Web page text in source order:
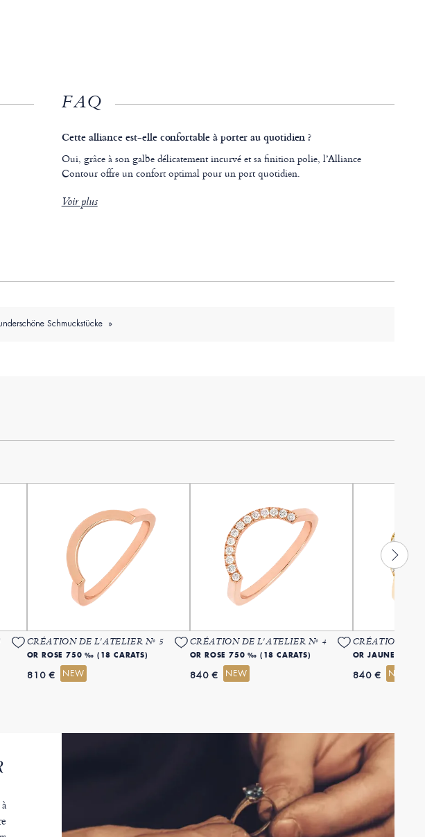
FAQ
Cette alliance est-elle confortable à porter au quotidien ?
Oui, grâce à son galbe délicatement incurvé et sa finition polie, l’Alliance
Contour offre un confort optimal pour un port quotidien.
Voir plus
Schmuckstücke »
CRÉATION DE L'ATELIER Nº 5
OR ROSE 750 ‰ (18 CARATS)
810 € NEW
CRÉATION DE L'ATELIER Nº 4
OR ROSE 750 ‰ (18 CARATS)
840 € NEW
CRÉATION DE
OR JAUNE 750
840 € NEW